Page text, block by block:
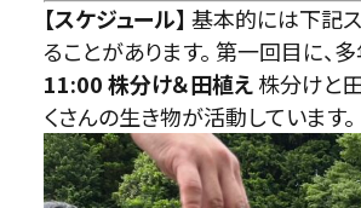
【スケジュール】 基本的には下記
ることがあります。 第一回目に、
11:00株分け＆田植え株分けと
くさんの生き物が活動しています。